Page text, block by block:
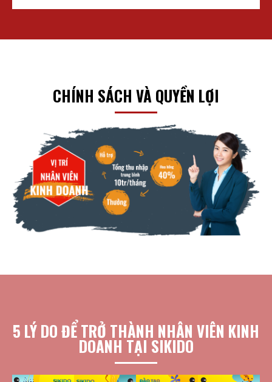
CHÍNH SÁCH VÀ QUYỀN LỢI
5 LÝ DO ĐỂ TRỞ THÀNH NHÂN VIÊN KINH
DOANH TẠI SIKIDO